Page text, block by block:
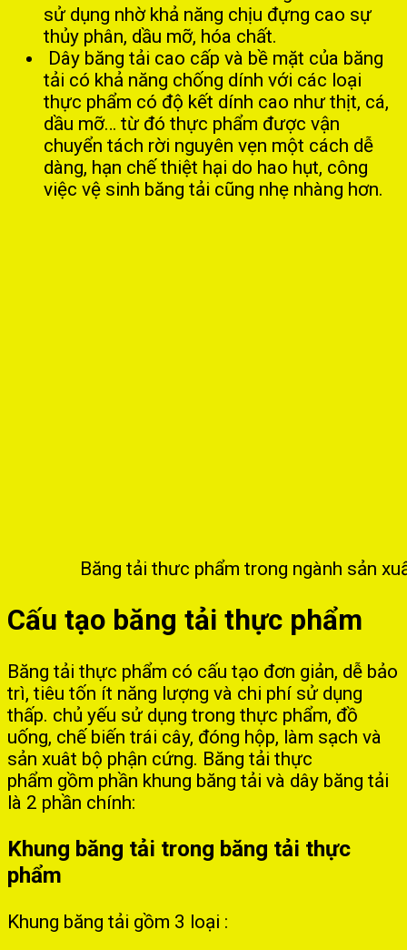
sử dụng nhờ khả năng chịu đựng cao sự
thủy phân, dầu mỡ, hóa chất.
Dây băng tải cao cấp và bề mặt của băng
tải có khả năng chống dính với các loại
thực phẩm có độ kết dính cao như thịt, cá,
dầu mỡ… từ đó thực phẩm được vận
chuyển tách rời nguyên vẹn một cách dễ
dàng, hạn chế thiệt hại do hao hụt, công
việc vệ sinh băng tải cũng nhẹ nhàng hơn.
Băng tải thưc phẩm trong ngành sản
Cấu tạo băng tải thực phẩm
Băng tải thực phẩm có cấu tạo đơn giản, dễ bảo
trì, tiêu tốn ít năng lượng và chi phí sử dụng
thấp. chủ yếu sử dụng trong thực phẩm, đồ
uống, chế biến trái cây, đóng hộp, làm sạch và
sản xuât bộ phận cứng. Băng tải thực
phẩm gồm phần khung băng tải và dây băng tải
là 2 phần chính:
Khung băng tải trong băng tải thực
phẩm
Khung băng tải gồm 3 loại :